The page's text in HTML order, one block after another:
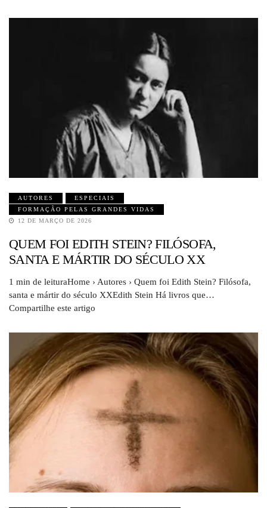
AUTORES
ESPECIAIS
FORMAÇÃO PELAS GRANDES VIDAS
12 DE MARÇO DE 2026
QUEM FOI EDITH STEIN? FILÓSOFA,
SANTA E MÁRTIR DO SÉCULO XX
1 min de leituraHome › Autores › Quem foi Edith Stein? Filósofa,
santa e mártir do século XXEdith Stein Há livros que…
Compartilhe este artigo